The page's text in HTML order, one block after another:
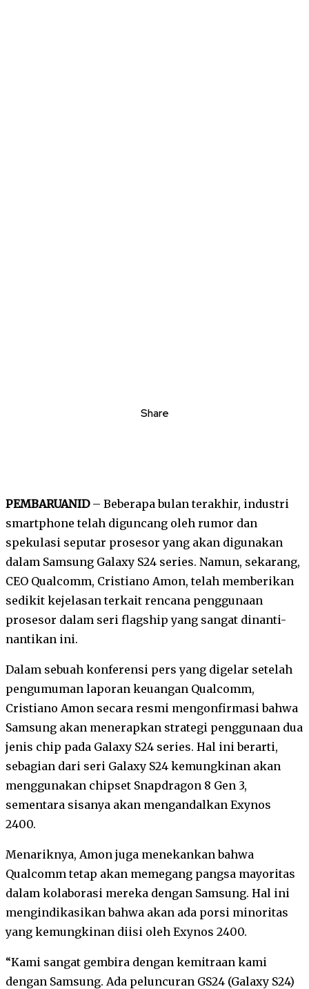
Share
PEMBARUANID– Beberapa bulan terakhir, industri
smartphone telah diguncang oleh rumor dan
spekulasi seputar prosesor yang akan digunakan
dalam Samsung Galaxy S24 series. Namun, sekarang,
CEO Qualcomm, Cristiano Amon, telah memberikan
sedikit kejelasan terkait rencana penggunaan
prosesor dalam seri flagship yang sangat dinanti-
nantikan ini.
Dalam sebuah konferensi pers yang digelar setelah
pengumuman laporan keuangan Qualcomm,
Cristiano Amon secara resmi mengonfirmasi bahwa
Samsung akan menerapkan strategi penggunaan dua
jenis chip pada Galaxy S24 series. Hal ini berarti,
sebagian dari seri Galaxy S24 kemungkinan akan
menggunakan chipset Snapdragon 8 Gen 3,
sementara sisanya akan mengandalkan Exynos
2400.
Menariknya, Amon juga menekankan bahwa
Qualcomm tetap akan memegang pangsa mayoritas
dalam kolaborasi mereka dengan Samsung. Hal ini
mengindikasikan bahwa akan ada porsi minoritas
yang kemungkinan diisi oleh Exynos 2400.
“Kami sangat gembira dengan kemitraan kami
dengan Samsung. Ada peluncuran GS24 (Galaxy S24)